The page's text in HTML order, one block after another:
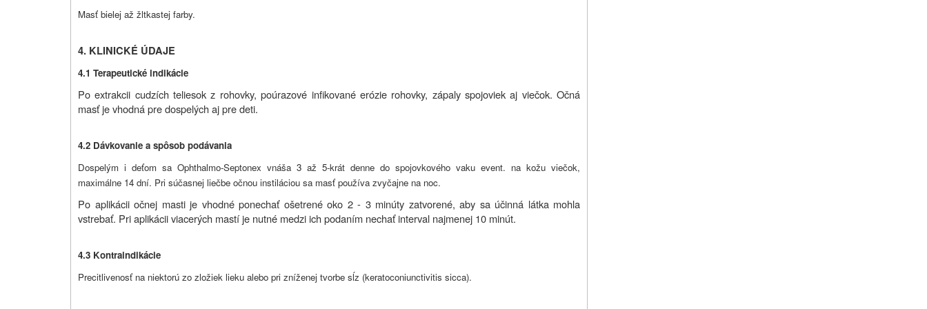
Masť bielej až žltkastej farby.
4. KLINICKÉ ÚDAJE
4.1 Terapeutické indikácie
Po extrakcii cudzích teliesok z rohovky, poúrazové infikované erózie rohovky, zápaly spojoviek aj viečok. Očná
masť je vhodná pre dospelých aj pre deti.
4.2 Dávkovanie a spôsob podávania
Dospelým i deťom sa Ophthalmo-Septonex vnáša 3 až 5-krát denne do spojovkového vaku event. na kožu viečok,
maximálne 14 dní. Pri súčasnej liečbe očnou instiláciou sa masť používa zvyčajne na noc.
Po aplikácii očnej masti je vhodné ponechať ošetrené oko 2 - 3 minúty zatvorené, aby sa účinná látka mohla
vstrebať. Pri aplikácii viacerých mastí je nutné medzi ich podaním nechať interval najmenej 10 minút.
4.3 Kontraindikácie
Precitlivenosť na niektorú zo zložiek lieku alebo pri zníženej tvorbe sĺz (keratoconiunctivitis sicca).